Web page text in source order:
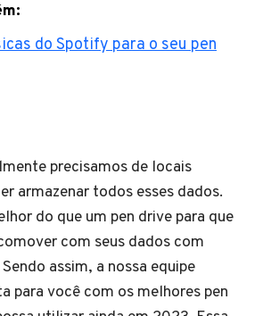
do Spotify para o seu pen
precisamos de locais
armazenar todos esses dados.
do que um pen drive para que
com seus dados com
assim, a nossa equipe
para você com os melhores pen